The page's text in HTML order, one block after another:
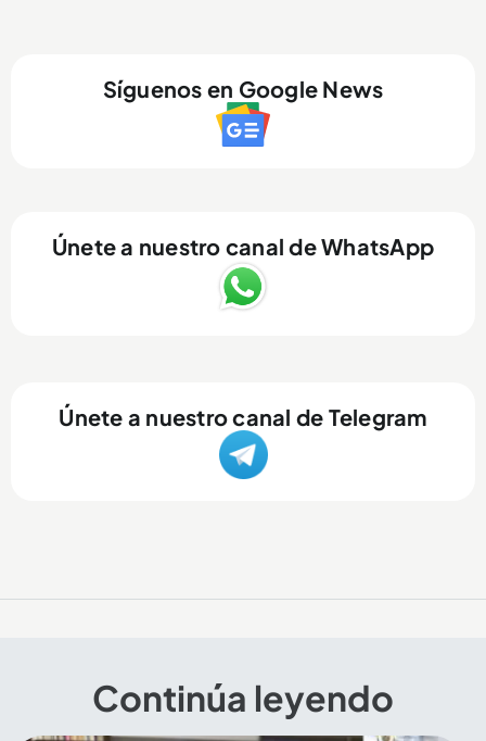
Síguenos en Google News
Únete a nuestro canal de WhatsApp
Únete a nuestro canal de Telegram
Continúa leyendo